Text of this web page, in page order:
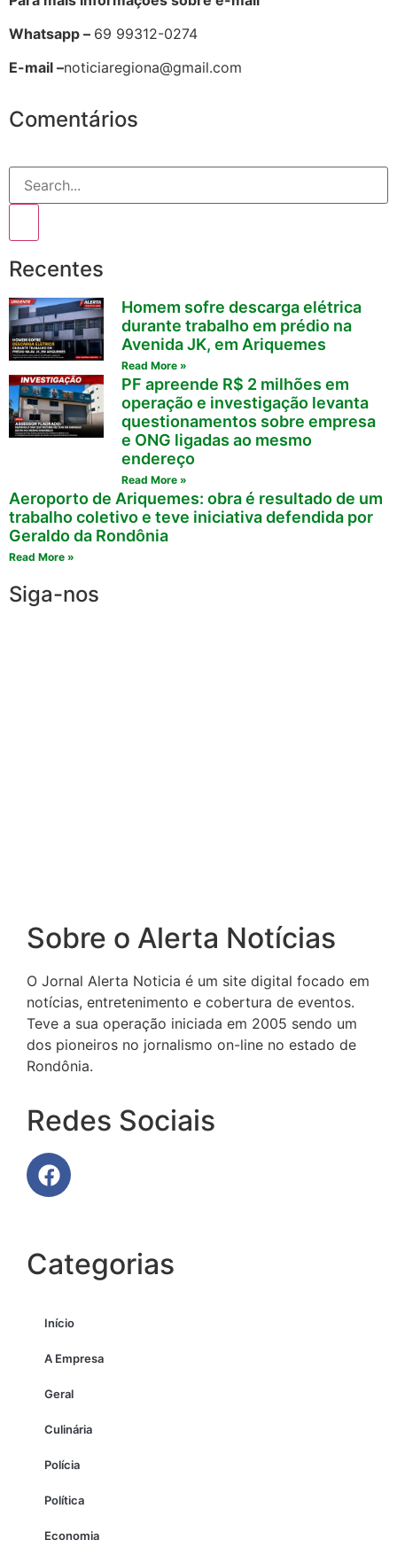
Whatsapp – 69 99312-0274
E-mail –noticiaregiona@gmail.com
Comentários
Recentes
Homem sofre descarga elétrica
durante trabalho em prédio na
Avenida JK, em Ariquemes
Read More »
PF apreende R$ 2 milhões em
operação e investigação levanta
questionamentos sobre empresa
e ONG ligadas ao mesmo
endereço
Read More »
Aeroporto de Ariquemes: obra é resultado de um
trabalho coletivo e teve iniciativa defendida por
Geraldo da Rondônia
Read More »
Siga-nos
Sobre o Alerta Notícias
O Jornal Alerta Noticia é um site digital focado em
notícias, entretenimento e cobertura de eventos.
Teve a sua operação iniciada em 2005 sendo um
dos pioneiros no jornalismo on-line no estado de
Rondônia.
Redes Sociais
Categorias
Início
A Empresa
Geral
Culinária
Polícia
Política
Economia